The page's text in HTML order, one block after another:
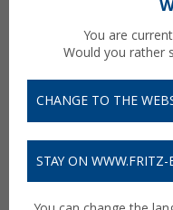
You are
Would you rather
CHANGE TO THE
STAY ON WWW.FRITZ-